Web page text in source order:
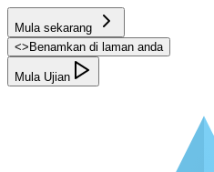
Mula sekarang
<> Benamkan di laman anda
Mula Ujian